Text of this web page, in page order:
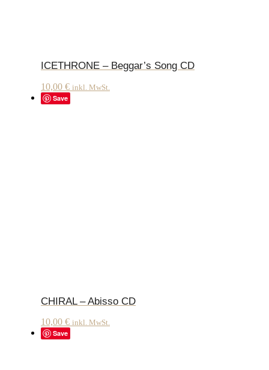
ICETHRONE – Beggar’s Song CD
10,00 € inkl. MwSt.
Save
CHIRAL – Abisso CD
10,00 € inkl. MwSt.
Save